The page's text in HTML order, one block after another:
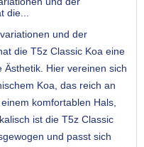
die...
und der
die T5z Classic Koa eine
Hier vereinen sich
Koa, das reich an
komfortablen Hals,
ist die T5z Classic
und passt sich